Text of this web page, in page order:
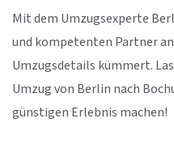
Mit dem Umzugsexperte
und kompetenten Partner
Umzugsdetails kümmert.
Umzug von Berlin nach
günstigen Erlebnis machen!